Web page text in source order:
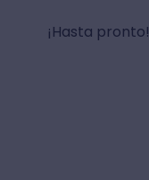
¡Hasta pronto!